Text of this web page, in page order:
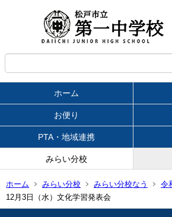
ホーム
お便り
PTA・地域連携
みらい分校
ホーム みらい分校 みらい分校なう
令
12月3日（水）文化学習発表会